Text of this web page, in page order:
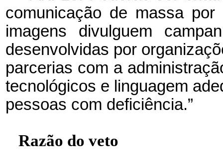
comunicação de massa
imagens divulguem
desenvolvidas por
parcerias com a
tecnológicos e linguagem
pessoas com deficiência.”
Razão do veto